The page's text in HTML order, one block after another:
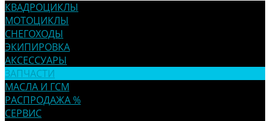
КВАДРОЦИКЛЫ
МОТОЦИКЛЫ
СНЕГОХОДЫ
ЭКИПИРОВКА
АКСЕССУАРЫ
ЗАПЧАСТИ
МАСЛА И ГСМ
РАСПРОДАЖА %
СЕРВИС